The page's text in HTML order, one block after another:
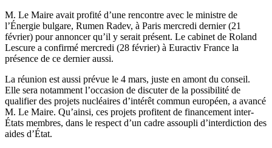
M. Le Maire avait profité d’une rencontre avec le ministre de
l’Énergie bulgare, Rumen Radev, à Paris mercredi dernier (21
février) pour annoncer qu’il y serait présent. Le cabinet de Roland
Lescure a confirmé mercredi (28 février) à Euractiv France la
présence de ce dernier aussi.
La réunion est aussi prévue le 4 mars, juste en amont du conseil.
Elle sera notamment l’occasion de discuter de la possibilité de
qualifier des projets nucléaires d’intérêt commun européen, a avancé
M. Le Maire. Qu’ainsi, ces projets profitent de financement inter-
États membres, dans le respect d’un cadre assoupli d’interdiction des
aides d’État.